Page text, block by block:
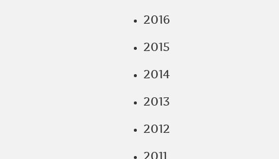
2016
2015
2014
2013
2012
2011